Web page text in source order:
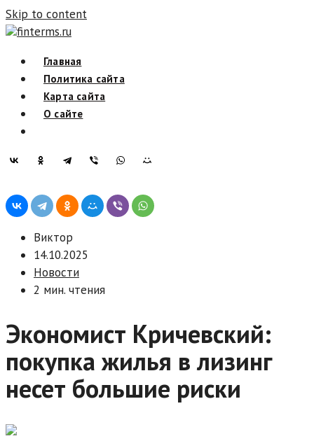
Skip to content
finterms.ru
Главная
Политика сайта
Карта сайта
О сайте
Виктор
14.10.2025
Новости
2 мин. чтения
Экономист Кричевский:
покупка жилья в лизинг
несет большие риски